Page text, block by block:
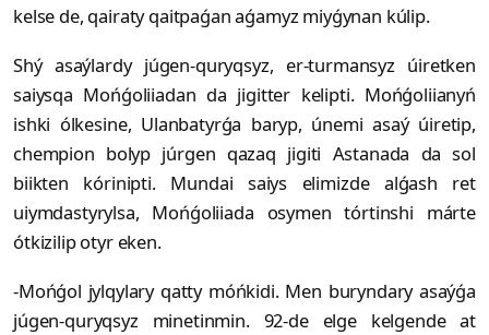
kelse de, qairaty qaitpaǵan aǵamyz miyǵynan kúlip.
Shý asaýlardy júgen-quryqsyz, er-turmansyz úiretken
saiysqa Mońǵoliiadan da jigitter kelipti. Mońǵoliianyń
ishki ólkesine, Ulanbatyrǵa baryp, únemi asaý úiretip,
chempion bolyp júrgen qazaq jigiti Astanada da sol
biikten kórinipti. Mundai saiys elimizde alǵash ret
uiymdastyrylsa, Mońǵoliiada osymen tórtinshi márte
ótkizilip otyr eken.
-Mońǵol jylqylary qatty móńkidi. Men buryndary asaýǵa
júgen-quryqsyz minetinmin. 92-de elge kelgende at